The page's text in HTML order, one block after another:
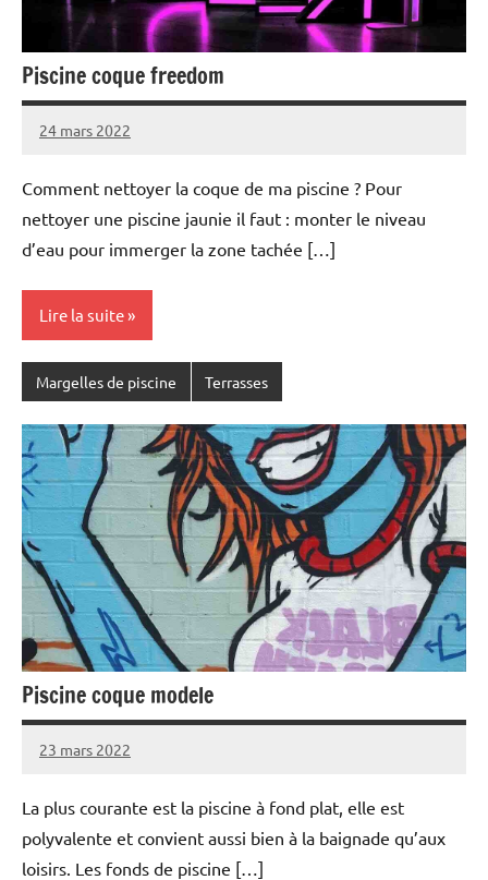
Piscine coque freedom
24 mars 2022
Comment nettoyer la coque de ma piscine ? Pour
nettoyer une piscine jaunie il faut : monter le niveau
d’eau pour immerger la zone tachée […]
Lire la suite
Margelles de piscine Terrasses
Piscine coque modele
23 mars 2022
La plus courante est la piscine à fond plat, elle est
polyvalente et convient aussi bien à la baignade qu’aux
loisirs. Les fonds de piscine […]